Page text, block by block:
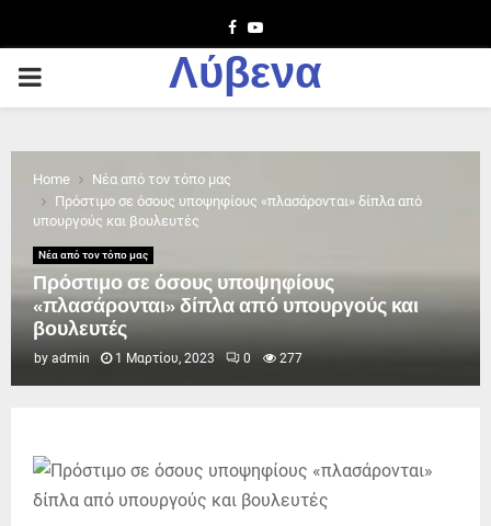
Facebook
Youtube
PRIMARY
Λύβενα
Home
Νέα από τον τόπο μας
Πρόστιμο σε όσους υποψηφίους «πλασάρονται» δίπλα από
υπουργούς και βουλευτές
Νέα από τον τόπο μας
Πρόστιμο σε όσους υποψηφίους
«πλασάρονται» δίπλα από υπουργούς και
βουλευτές
by admin 1 Μαρτίου, 2023 0 277